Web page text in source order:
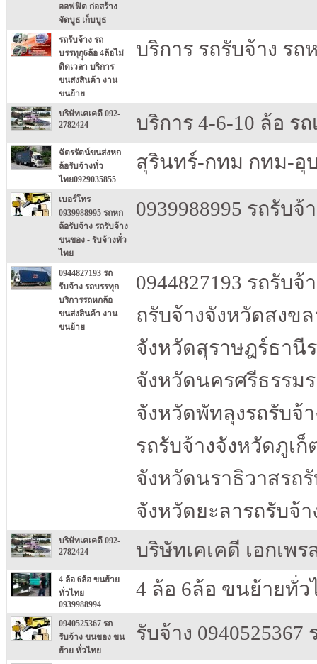
ออฟฟิต ก่อสร้าง
จัดบูธ เก็บบูธ
รถรับจ้าง รถ
บรรทุกุุ6ล้อ 4ล้อไม่
ติดเวลา บริการ
ขนส่งสินค้า งาน
ขนย้าย
บริการ รถรับจ้าง ร
บริษัทเคเคดี 092-
2782424
บริการ 4-6-10 ล้อ ร
ฉัตรรัตน์ขนส่งหก
ล้อรับจ้างทั่ว
ไทย0929035855
สุรินทร์-กทม กทม-อุ
เบอร์โทร
0939988995 รถหก
ล้อรับจ้าง รถรับจ้าง
ขนของ - รับจ้างทั่ว
ไทย
0939988995 รถรับ
0944827193 รถ
รับจ้าง รถบรรทุก
บริการรถหกล้อ
ขนส่งสินค้า งาน
ขนย้าย
0944827193 รถรับ
ถรับจ้างจังหวัดสงข
จังหวัดสุราษฎร์ธานี
จังหวัดนครศรีธรรม
จังหวัดพัทลุงรถรับจ้
รถรับจ้างจังหวัดภูเ
จังหวัดนราธิวาสรถ
จังหวัดยะลารถรับจ้
บริษัทเคเคดี 092-
2782424
บริษัทเคเคดี เอกเพ
4 ล้อ 6ล้อ ขนย้าย
ทั่วไทย
0939988994
4 ล้อ 6ล้อ ขนย้ายทั่ว
0940525367 รถ
รับจ้าง ขนของ ขน
ย้าย ทั่วไทย
รับจ้าง